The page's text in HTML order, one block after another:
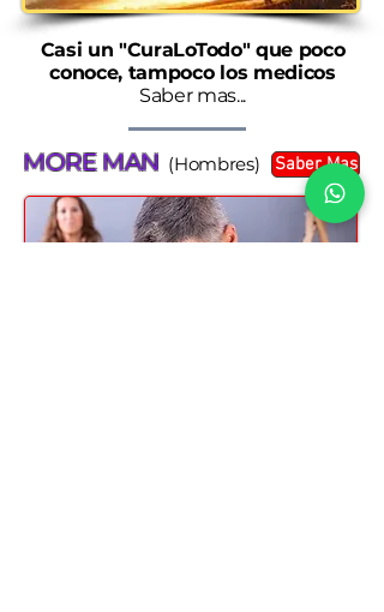
Casi un "CuraLoTodo" que poco
conoce, tampoco los medicos
Saber mas...
MORE MAN (Hombres) Saber Mas